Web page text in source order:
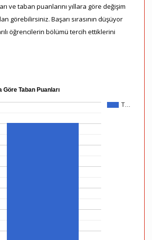
ve taban puanlarını yıllara göre değişim
görebilirsiniz. Başarı sırasının düşüyor
öğrencilerin bölümü tercih ettiklerini
Göre Taban Puanları
T…